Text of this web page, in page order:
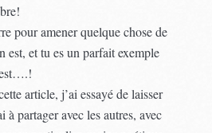
pour amener quelque chose de
est, et tu es un parfait exemple
article, j’ai essayé de laisser
à partager avec les autres, avec